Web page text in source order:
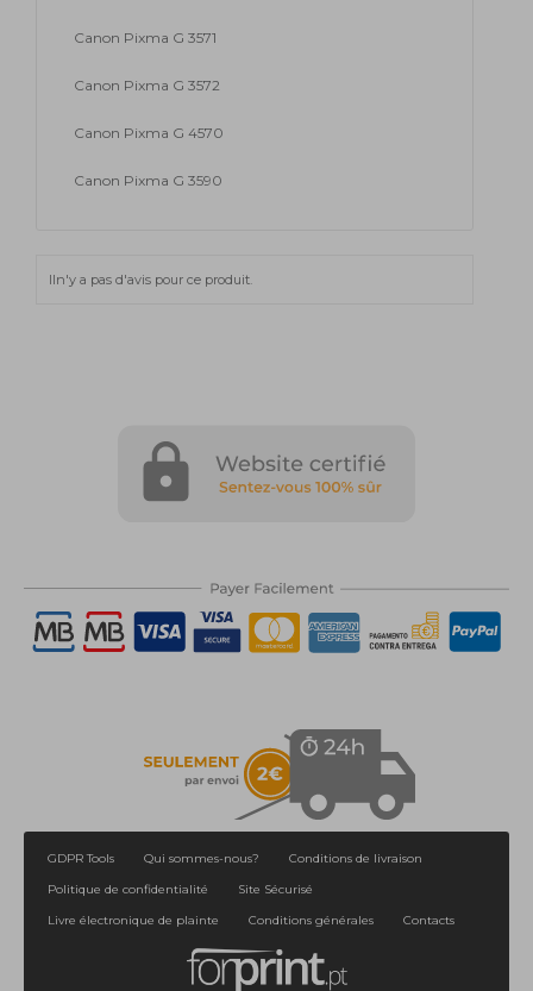
Canon Pixma G 3571
Canon Pixma G 3572
Canon Pixma G 4570
Canon Pixma G 3590
Iln'y a pas d'avis pour ce produit.
GDPR Tools Qui sommes-nous?
Conditions de livraison
Politique de confidentialité
Site Sécurisé
Livre électronique de plainte
Conditions générales Contacts